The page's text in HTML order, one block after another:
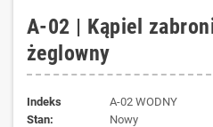
A-02 | Kąpiel
żeglowny
Indeks
A-02 WODNY
Stan:
Nowy